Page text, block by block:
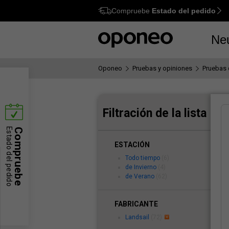
Ctrl M
Compruebe Estado del pedido
Oponeo Pruebas y opiniones
Filtración de la lista
ESTACIÓN
Todo tiempo
de Invierno
de Verano
FABRICANTE
Landsail
Compruebe
Estado del pedido